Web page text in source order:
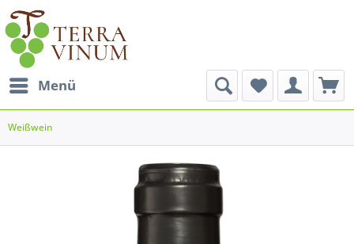
Menü
Weißwein